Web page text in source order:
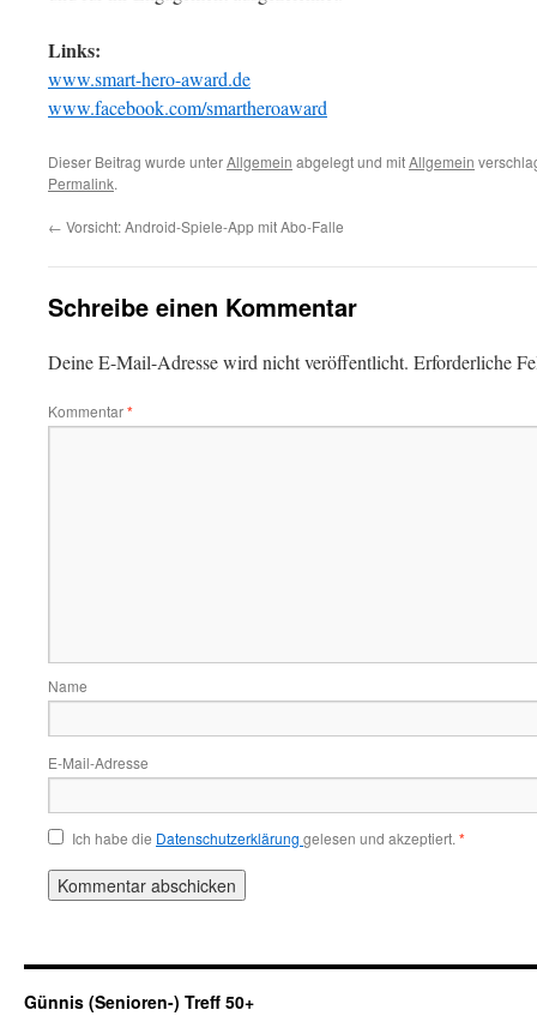
Links:
www.smart-hero-award.de
www.facebook.com/smartheroaward
Dieser Beitrag wurde unterAllgemein abgelegt und mitAllgemein
Permalink.
← Vorsicht: Android-Spiele-App mit Abo-Falle
Schreibe einen Kommentar
Deine E-Mail-Adresse wird nicht veröffentlicht. Erforderliche
Kommentar*
Name
E-Mail-Adresse
Ich habe die Datenschutzerklärung gelesen und akzeptiert. *
Günnis (Senioren-) Treff 50+